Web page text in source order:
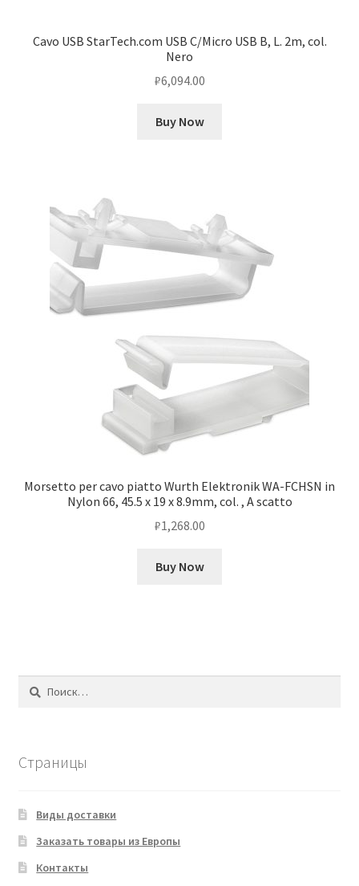
Cavo USB StarTech.com USB C/Micro USB B, L. 2m, col.
Nero
₽6,094.00
Buy Now
Morsetto per cavo piatto Wurth Elektronik WA-FCHSN in
Nylon 66, 45.5 x 19 x 8.9mm, col. , A scatto
₽1,268.00
Buy Now
Найти:
Страницы
Виды доставки
Заказать товары из Европы
Контакты